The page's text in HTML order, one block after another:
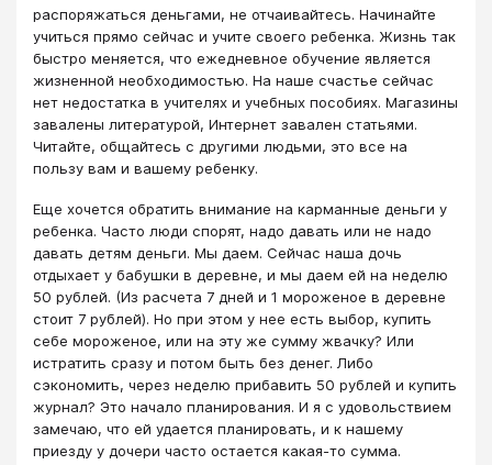
распоряжаться деньгами, не отчаивайтесь. Начинайте
учиться прямо сейчас и учите своего ребенка. Жизнь так
быстро меняется, что ежедневное обучение является
жизненной необходимостью. На наше счастье сейчас
нет недостатка в учителях и учебных пособиях. Магазины
завалены литературой, Интернет завален статьями.
Читайте, общайтесь с другими людьми, это все на
пользу вам и вашему ребенку.
​​​​​​​Еще хочется обратить внимание на карманные деньги у
ребенка. Часто люди спорят, надо давать или не надо
давать детям деньги. Мы даем. Сейчас наша дочь
отдыхает у бабушки в деревне, и мы даем ей на неделю
50 рублей. (Из расчета 7 дней и 1 мороженое в деревне
стоит 7 рублей). Но при этом у нее есть выбор, купить
себе мороженое, или на эту же сумму жвачку? Или
истратить сразу и потом быть без денег. Либо
сэкономить, через неделю прибавить 50 рублей и купить
журнал? Это начало планирования. И я с удовольствием
замечаю, что ей удается планировать, и к нашему
приезду у дочери часто остается какая-то сумма.